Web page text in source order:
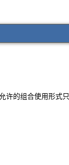
的组合使用形式只